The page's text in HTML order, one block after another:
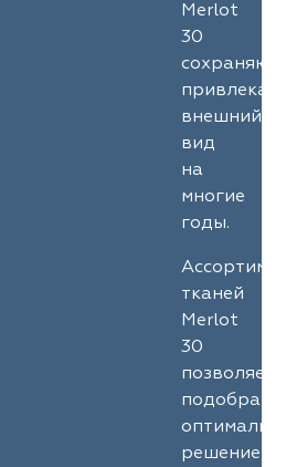
Merlot
30
сохраняют
внешний
вид
на
многие
годы.
тканей
Merlot
30
позволяет
подобрать
решение